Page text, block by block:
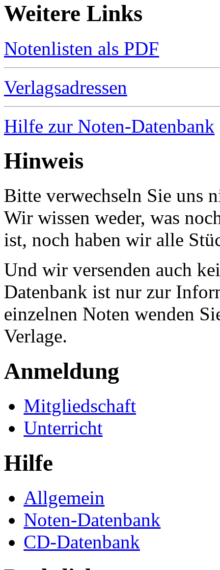
Weitere Links
Notenlisten als PDF
Verlagsadressen
Hilfe zur Noten-Datenbank
Hinweis
Bitte verwechseln Sie uns
Wir wissen weder, was
ist, noch haben wir alle
Und wir versenden auch
Datenbank ist nur zur
einzelnen Noten wenden
Verlage.
Anmeldung
Mitgliedschaft
Unterricht
Hilfe
Allgemein
Noten-Datenbank
CD-Datenbank